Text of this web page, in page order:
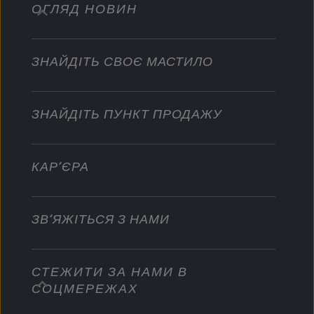
Садівництво
Мотоцикли ти квадроцикли
Промисловість
Партнерство з автоспортом
Пасажирських автомобілів
Мотоцикли
Вантажні автомобілі
ОГЛЯД НОВИН
ЗНАЙДІТЬ СВОЄ МАСТИЛО
ЗНАЙДІТЬ ПУНКТ ПРОДАЖУ
КАР’ЄРА
ЗВ’ЯЖІТЬСЯ З НАМИ
info@championlubes.com
СТЕЖИТИ ЗА НАМИ В
СОЦМЕРЕЖАХ